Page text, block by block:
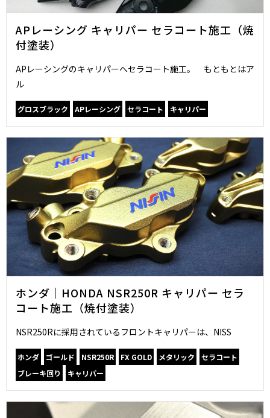
APレーシング キャリパー セラコート施工（焼
付塗装）
APレーシングのキャリパーへセラコート施工。 もともとはア
ル
グロスブラック APレーシング セラコート キャリパー
ホンダ｜HONDA NSR250R キャリパー セラ
コート施工（焼付塗装）
NSR250Rに採用されているフロントキャリパーは、NISS
ホンダ ゴールド NSR250R FX GOLD メタリック
セラコート
ブレーキ回り
キャリパー